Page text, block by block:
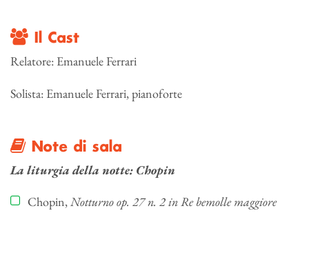
Il Cast
Relatore: Emanuele Ferrari
Solista: Emanuele Ferrari, pianoforte
Note di sala
La liturgia della notte: Chopin
Chopin,Notturno op. 27 n. 2 in Re bemolle maggiore